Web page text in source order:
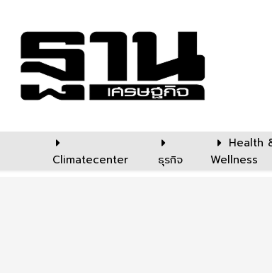
Climatecenter ธุรกิจ
Health
Wellness